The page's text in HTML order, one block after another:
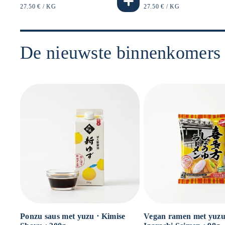
prijs
EENHEIDSPRIJS
27.50 € / PER
KG
prijs
EENHEIDSPRIJS
27.50 € / PER
KG
De nieuwste binnenkomers
Ponzu saus met yuzu ⋅ Kimise
Vegan ramen met